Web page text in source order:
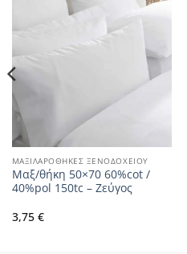
ΜΑΞΙΛΑΡΟΘΗΚΕΣ ΞΕΝΟΔΟΧΕΙΟΥ
Μαξ/θήκη 50×70 60%cot /
40%pol 150tc – Ζεύγος
3,75 €